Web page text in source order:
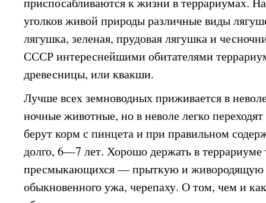
уголков живой природы различные виды
лягушка, зеленая, прудовая лягушка и
СССР интереснейшими обитателями
древесницы, или квакши.
Лучше всех земноводных приживается в
ночные животные, но в неволе легко
берут корм с пинцета и при правильном
долго, 6—7 лет. Хорошо держать в террариуме
пресмыкающихся — прыткую и живородящую
обыкновенного ужа, черепаху. О том, чем и